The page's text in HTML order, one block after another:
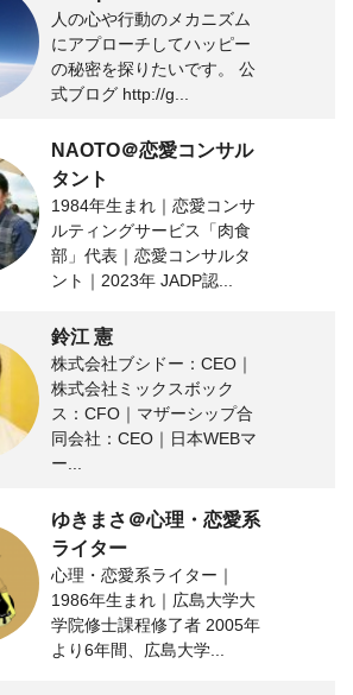
人の心や行動のメカニズム
にアプローチしてハッピー
の秘密を探りたいです。 公
式ブログ http://g...
NAOTO＠恋愛コンサル
タント
1984年生まれ｜恋愛コンサ
ルティングサービス「肉食
部」代表｜恋愛コンサルタ
ント｜2023年 JADP認...
鈴江 憲
株式会社ブシドー：CEO｜
株式会社ミックスボック
ス：CFO｜マザーシップ合
同会社：CEO｜日本WEBマ
ー...
ゆきまさ＠心理・恋愛系
ライター
心理・恋愛系ライター｜
1986年生まれ｜広島大学大
学院修士課程修了者 2005年
より6年間、広島大学...